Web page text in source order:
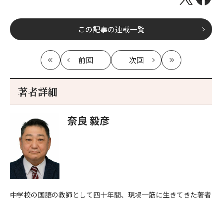
この記事の連載一覧
最
初
前回
記
次回
記
最
新
著者詳細
奈良 毅彦
中学校の国語の教師として四十年間、現場一筋に生きてきた著者